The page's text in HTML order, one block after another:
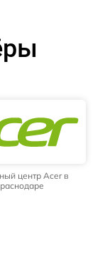
центр Acer в